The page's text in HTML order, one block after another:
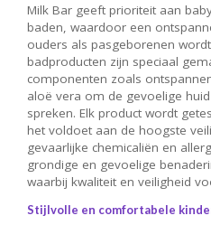
Milk Bar geeft prioriteit aan
baden, waardoor een
ouders als pasgeborenen
badproducten zijn speciaal
componenten zoals
aloë vera om de gevoelige
spreken. Elk product wordt
het voldoet aan de hoogste
gevaarlijke chemicaliën en
grondige en gevoelige
waarbij kwaliteit en veiligheid
Stijlvolle en comfortabele